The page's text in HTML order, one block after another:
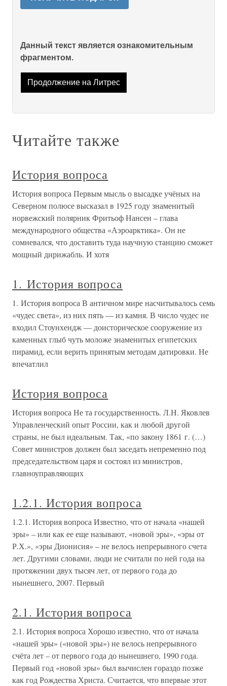
Данный текст является ознакомительным
фрагментом.
Продолжение на Литрес
Читайте также
История вопроса
История вопроса Первым мысль о высадке учёных на
Северном полюсе высказал в 1925 году знаменитый
норвежский полярник Фритьоф Нансен – глава
международного общества «Аэроарктика». Он не
сомневался, что доставить туда научную станцию сможет
мощный дирижабль. И хотя
1. История вопроса
1. История вопроса В античном мире насчитывалось семь
«чудес света», из них пять — из камня. В число чудес не
входил Стоунхендж — доисторическое сооружение из
каменных глыб чуть моложе знаменитых египетских
пирамид, если верить принятым методам датировки. Не
впечатлил
История вопроса
История вопроса Не та государственность. Л.Н. Яковлев
Управленческий опыт России, как и любой другой
страны, не был идеальным. Так, «по закону 1861 г. (…)
Совет министров должен был заседать непременно под
председательством царя и состоял из министров,
главноуправляющих
1.2.1. История вопроса
1.2.1. История вопроса Известно, что от начала «нашей
эры» – или как ее еще называют, «новой эры», «эры от
Р.Х.», «эры Дионисия» – не велось непрерывного счета
лет. Другими словами, люди не считали по ней года на
протяжении двух тысяч лет, от первого года до
нынешнего, 2007. Первый
2.1. История вопроса
2.1. История вопроса Хорошо известно, что от начала
«нашей эры» («новой эры») не велось непрерывного
счёта лет – от первого года до нынешнего, 1990 года.
Первый год «новой эры» был вычислен гораздо позже
как год Рождества Христа. Считается, что впервые этот